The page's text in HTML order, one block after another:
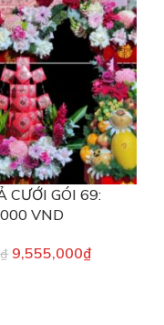
CƯỚI GÓI 69:
VND
₫ 9,555,000₫